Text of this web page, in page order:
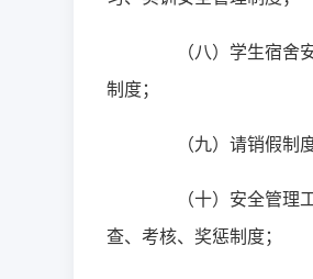
（八）学生宿舍
制度；
（九）请销假制度
（十）安全管理
查、考核、奖惩制度；